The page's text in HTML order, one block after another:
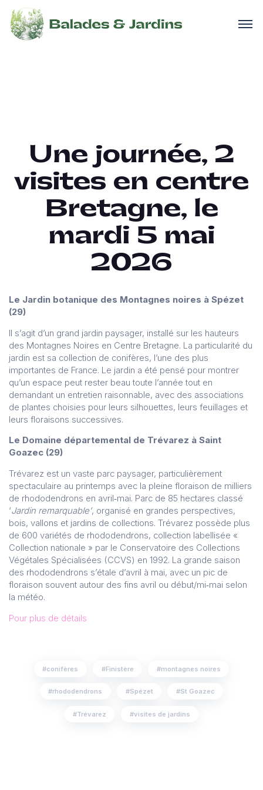
Une journée, 2
visites en centre
Bretagne, le
mardi 5 mai
2026
Le Jardin botanique des Montagnes noires à Spézet
(29)
Il s’agit d’un grand jardin paysager, installé sur les hauteurs
des Montagnes Noires en Centre Bretagne. La particularité du
jardin est sa collection de conifères, l’une des plus
importantes de France. Le jardin a été pensé pour montrer
qu’un espace peut rester beau toute l’année tout en
demandant un entretien raisonnable, avec des associations
de plantes choisies pour leurs silhouettes, leurs feuillages et
leurs floraisons successives.
Le Domaine départemental de Trévarez à Saint
Goazec (29)
Trévarez est un vaste parc paysager, particulièrement
spectaculaire au printemps avec la pleine floraison de milliers
de rhododendrons en avril‑mai. Parc de 85 hectares classé
‘Jardin remarquable’, organisé en grandes perspectives,
bois, vallons et jardins de collections. Trévarez possède plus
de 600 variétés de rhododendrons, collection labellisée «
Collection nationale » par le Conservatoire des Collections
Végétales Spécialisées (CCVS) en 1992. La grande saison
des rhododendrons s’étale d’avril à mai, avec un pic de
floraison souvent autour des fins avril ou début/mi‑mai selon
la météo.
Pour plus de détails
conifères Finistère montagnes noires
rhododendrons Spézet St Goazec
Trévarez visites de jardins